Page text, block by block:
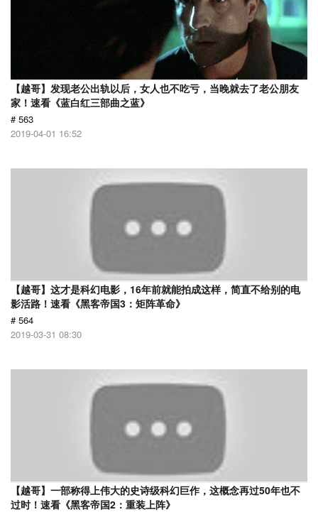
【越哥】发现老公出轨以后，女人也不吃亏，当晚就去了老公朋友
家！速看《蓝白红三部曲之蓝》
# 563
2019-04-01 16:52
【越哥】这才是科幻电影，16年前就能拍成这样，简直不给别的电
影活路！速看《黑客帝国3：矩阵革命》
# 564
2019-03-31 08:30
【越哥】一部称得上伟大的史诗级科幻巨作，这概念再过50年也不
过时！速看《黑客帝国2：重装上阵》